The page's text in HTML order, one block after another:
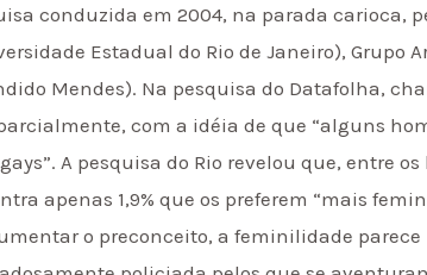
conduzida em 2004, na parada carioca,
Estadual do Rio de Janeiro), Grupo
Mendes). Na pesquisa do Datafolha,
com a idéia de que “alguns
A pesquisa do Rio revelou que, entre os
apenas 1,9% que os preferem “mais
o preconceito, a feminilidade parece